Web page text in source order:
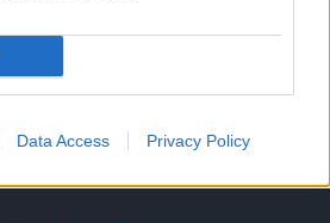
Data Access Privacy Policy
VAGY?